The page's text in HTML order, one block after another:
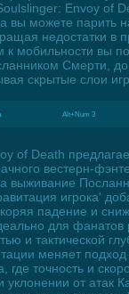
Envoy of
вы можете парить
недостатки в
к мобильности вы
Смерти,
скрытые слои
Alt+Num 3
of Death
вестерн-
выживание
игрока'
падение и
для фанатов
и тактической
меняет
где точность и
уклонении от атак